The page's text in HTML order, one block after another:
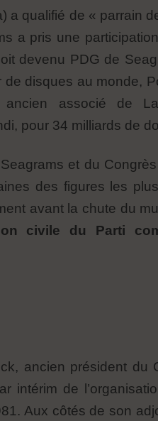
a qualifié de « parrain
a pris une
devenu PDG de
de disques au monde,
ancien associé de
pour 34 milliards de
et du
des figures les
avant la chute du
civile du Parti
ancien président
intérim de
Aux côtés de son